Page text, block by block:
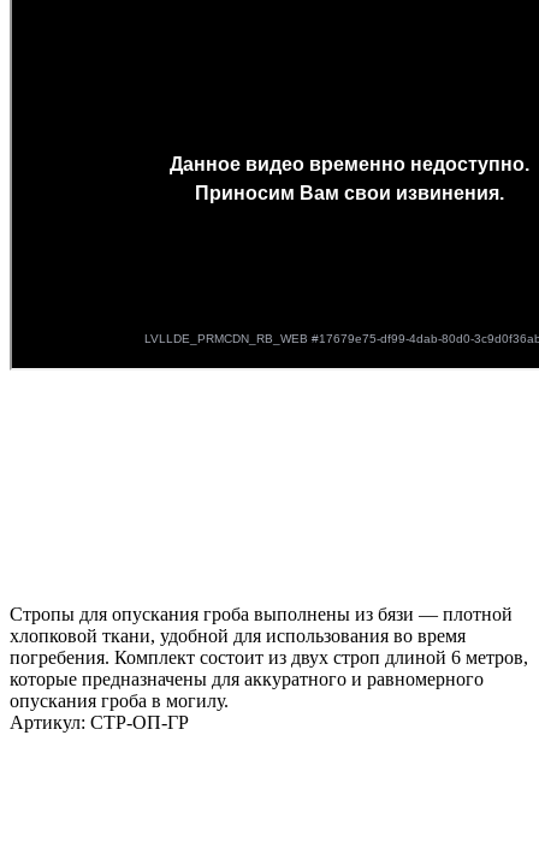
Стропы для опускания гроба выполнены из бязи — плотной
хлопковой ткани, удобной для использования во время
погребения. Комплект состоит из двух строп длиной 6 метров,
которые предназначены для аккуратного и равномерного
опускания гроба в могилу.
Артикул: СТР-ОП-ГР